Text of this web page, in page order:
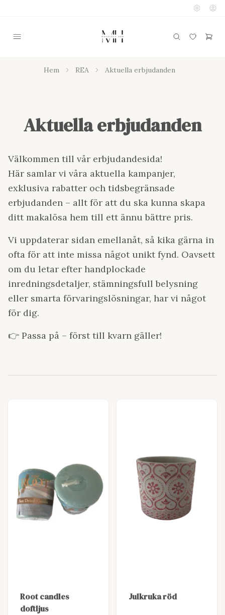
Hem REA Aktuella erbjudanden
Aktuella erbjudanden
Välkommen till vår erbjudandesida!
Här samlar vi våra aktuella kampanjer,
exklusiva rabatter och tidsbegränsade
erbjudanden – allt för att du ska kunna skapa
ditt makalösa hem till ett ännu bättre pris.
Vi uppdaterar sidan emellanåt, så kika gärna in
ofta för att inte missa något unikt fynd. Oavsett
om du letar efter handplockade
inredningsdetaljer, stämningsfull belysning
eller smarta förvaringslösningar, har vi något
för dig.
👉 Passa på – först till kvarn gäller!
Root candles
doftljus
Julkruka röd